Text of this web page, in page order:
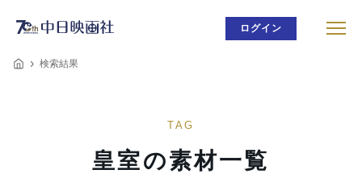
ログイン
検索結果
TAG
皇室の素材一覧